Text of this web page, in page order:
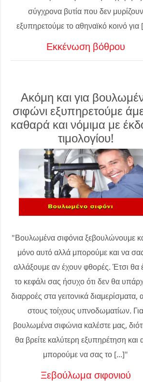
σύγχρονα βυτία που δεν μυρίζουν
εξυπηρετούμε το αθηναϊκό κοινό για
Εκκένωση βόθρου
Ακόμη και για
σιφώνι εξυπηρετούμε
καθαρά και νόμιμα με
τιμολογίου!
"Βουλωμένα σιφόνια ξεβουλώνουμε
μόνο αυτό αλλά μπορούμε και να
αλλάξουμε αν έχουν φθορές. Έτσι θα
το κεφάλι σας ήσυχο ότι δεν θα
διαρροές στα γειτονικά διαμερίσματα,
στους τοίχους υπνοδωματίων. Για
βουλωμένα σιφώνια καλέστε μας,
θα βρείτε καλύτερη εξυπηρέτηση και
μπορούμε να σας το [...]"
Ξεβούλωμα σιφονιού